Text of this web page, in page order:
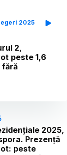
2025
2,
peste 1,6
fără
2025,
Prezență
peste